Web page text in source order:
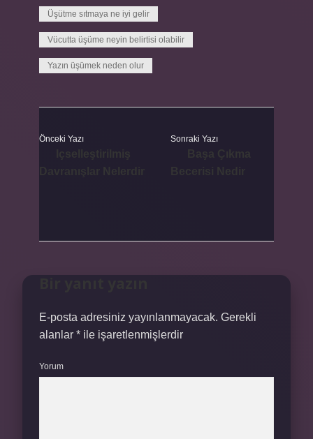
Üşütme sıtmaya ne iyi gelir
Vücutta üşüme neyin belirtisi olabilir
Yazın üşümek neden olur
Önceki Yazı Sonraki Yazı
E-posta adresiniz yayınlanmayacak. Gerekli
alanlar * ile işaretlenmişlerdir
Yorum